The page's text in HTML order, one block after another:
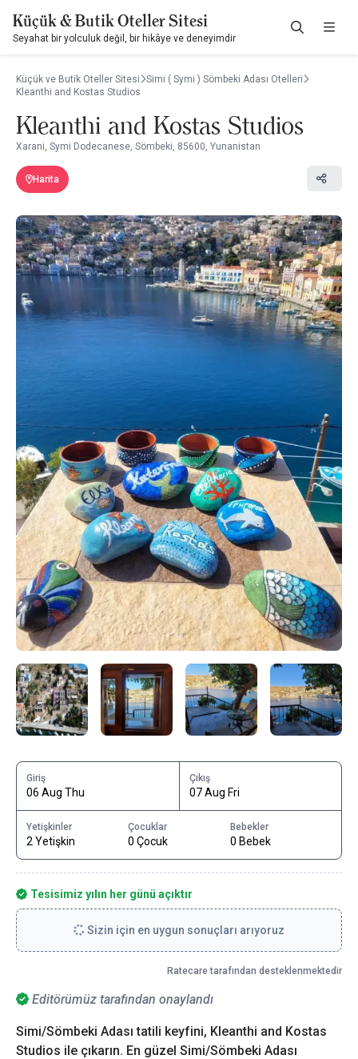
Küçük & Butik Oteller Sitesi
Seyahat bir yolculuk değil, bir hikâye ve deneyimdir
Küçük ve Butik Oteller Sitesi
Simi ( Symi ) Sömbeki Adası Otelleri
Kleanthi and Kostas Studios
Kleanthi and Kostas Studios
Xarani, Symi Dodecanese, Sömbeki, 85600, Yunanistan
Harita
Editörümüz tarafından onaylandı
Simi/Sömbeki Adası tatili keyfini, Kleanthi and Kostas
Studios ile çıkarın. En güzel Simi/Sömbeki Adası
Giriş
06 Aug Thu
Çıkış
07 Aug Fri
Yetişkinler
2 Yetişkin
Çocuklar
0 Çocuk
Bebekler
0 Bebek
Tesisimiz yılın her günü açıktır
Sizin için en uygun sonuçları arıyoruz
Ratecare tarafından desteklenmektedir